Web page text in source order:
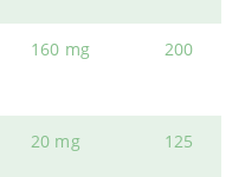
160 mg 200
20 mg 125